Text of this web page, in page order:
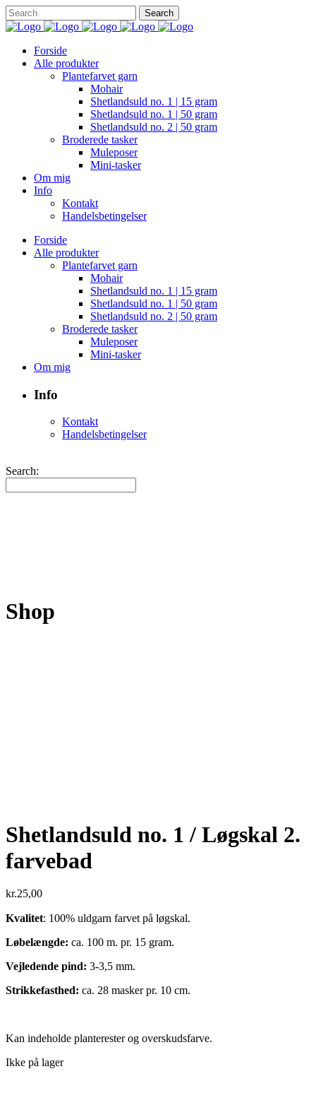
Forside
Alle produkter
Plantefarvet garn
Mohair
Shetlandsuld no. 1 | 15 gram
Shetlandsuld no. 1 | 50 gram
Shetlandsuld no. 2 | 50 gram
Broderede tasker
Muleposer
Mini-tasker
Om mig
Info
Kontakt
Handelsbetingelser
Forside
Alle produkter
Plantefarvet garn
Mohair
Shetlandsuld no. 1 | 15 gram
Shetlandsuld no. 1 | 50 gram
Shetlandsuld no. 2 | 50 gram
Broderede tasker
Muleposer
Mini-tasker
Om mig
Info
Kontakt
Handelsbetingelser
Search:
Shop
Shetlandsuld no. 1 / Løgskal 2.
farvebad
kr.25,00
Kvalitet: 100% uldgarn farvet på løgskal.
Løbelængde: ca. 100 m. pr. 15 gram.
Vejledende pind: 3-3,5 mm.
Strikkefasthed: ca. 28 masker pr. 10 cm.
Kan indeholde planterester og overskudsfarve.
Ikke på lager